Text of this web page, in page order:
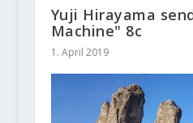
Yuji Hirayama
Machine" 8c
1. April 2019